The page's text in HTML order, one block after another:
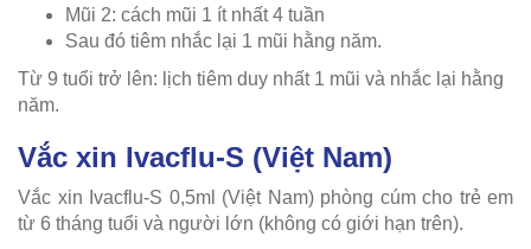
Mũi 2: cách mũi 1 ít nhất 4 tuần
Sau đó tiêm nhắc lại 1 mũi hằng năm.
Từ 9 tuổi trở lên: lịch tiêm duy nhất 1 mũi và nhắc lại hằng
năm.
Vắc xin Ivacflu-S (Việt Nam)
Vắc xin Ivacflu-S 0,5ml (Việt Nam) phòng cúm cho trẻ em
từ 6 tháng tuổi và người lớn (không có giới hạn trên).